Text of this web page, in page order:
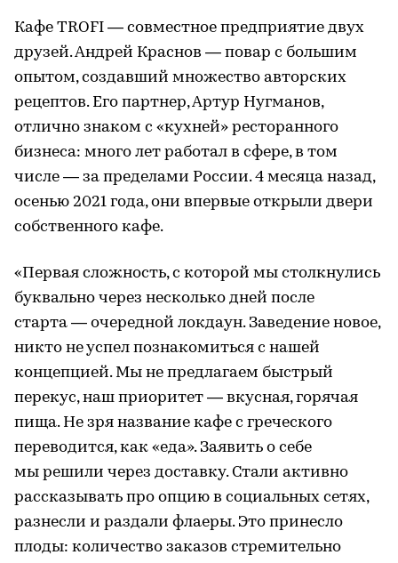
Кафе TROFI — совместное предприятие двух
друзей. Андрей Краснов — повар с большим
опытом, создавший множество авторских
рецептов. Его партнер, Артур Нугманов,
отлично знаком с «кухней» ресторанного
бизнеса: много лет работал в сфере, в том
числе — за пределами России. 4 месяца назад,
осенью 2021 года, они впервые открыли двери
собственного кафе.
«Первая сложность, с которой мы столкнулись
буквально через несколько дней после
старта — очередной локдаун. Заведение новое,
никто не успел познакомиться с нашей
концепцией. Мы не предлагаем быстрый
перекус, наш приоритет — вкусная, горячая
пища. Не зря название кафе с греческого
переводится, как «еда». Заявить о себе
мы решили через доставку. Стали активно
рассказывать про опцию в социальных сетях,
разнесли и раздали флаеры. Это принесло
плоды: количество заказов стремительно